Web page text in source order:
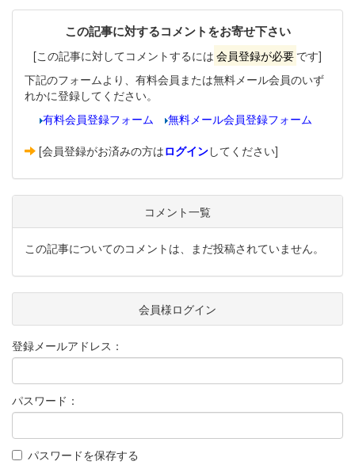
この記事に対するコメントをお寄せ下さい
[この記事に対してコメントするには 会員登録が必要 です]
下記のフォームより、有料会員または無料メール会員のいず
れかに登録してください。
有料会員登録フォーム
無料メール会員登録フォーム
[会員登録がお済みの方はログインしてください]
コメント一覧
この記事についてのコメントは、まだ投稿されていません。
会員様ログイン
登録メールアドレス：
パスワード：
パスワードを保存する